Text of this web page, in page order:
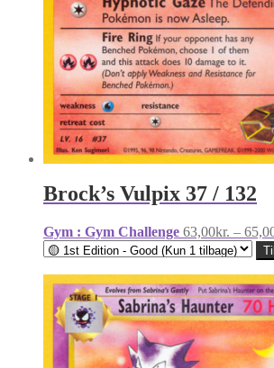
Brock’s Vulpix 37 / 132
Gym : Gym Challenge 63,00kr. –